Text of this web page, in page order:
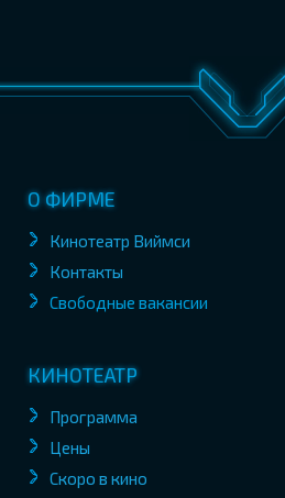
О ФИРМЕ
Кинотеатр Виймси
Контакты
Свободные вакансии
КИНОТЕАТР
Программа
Цены
Скоро в кино